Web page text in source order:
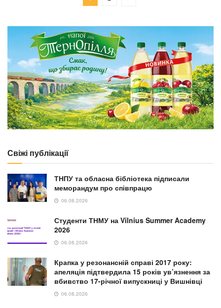
Свіжі публікації
ТНПУ та обласна бібліотека підписали
меморандум про співпрацю
06.08.2026
Студенти ТНМУ на Vilnius Summer Academy
2026
06.08.2026
Крапка у резонансній справі 2017 року:
апеляція підтвердила 15 років ув’язнення за
вбивство 17-річної випускниці у Вишнівці
06.08.2026